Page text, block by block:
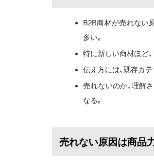
B2B商材が売れない
多い。
特に新しい商材ほど
伝え方には、既存カ
売れないのか、理解
なる。
売れない原因は商品